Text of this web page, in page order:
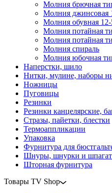
Молния брючная
Молния джинсовая
Молния обувная
Молния потайная
Молния потайная
Молния спираль
Молния юбочная
Наперстки, шило
Нитки, мулине, наборы
Ножницы
Пуговицы
Резинки
Резинки канцелярские,
Стразы, пайетки, блестки
Термоаппликации
Упаковка
Фурнитура для
Шнуры, шнурки и
Шторная фурнитура
Товары TV Shop